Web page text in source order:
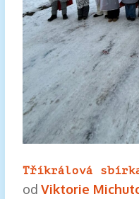
Tříkrálová
od Viktorie